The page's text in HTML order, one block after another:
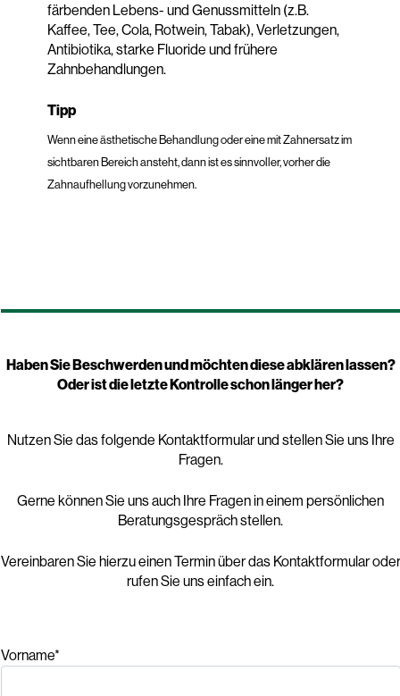
färbenden Lebens- und Genussmitteln (z.B.
Kaffee, Tee, Cola, Rotwein, Tabak), Verletzungen,
Antibiotika, starke Fluoride und frühere
Zahnbehandlungen.
Tipp
Wenn eine ästhetische Behandlung oder eine mit Zahnersatz im
sichtbaren Bereich ansteht, dann ist es sinnvoller, vorher die
Zahnaufhellung vorzunehmen.
Haben Sie Beschwerden und möchten diese abklären lassen?
Oder ist die letzte Kontrolle schon länger her?
Nutzen Sie das folgende Kontaktformular und stellen Sie uns Ihre
Fragen.
Gerne können Sie uns auch Ihre Fragen in einem persönlichen
Beratungsgespräch stellen.
Vereinbaren Sie hierzu einen Termin über das Kontaktformular oder
rufen Sie uns einfach ein.
Vorname*